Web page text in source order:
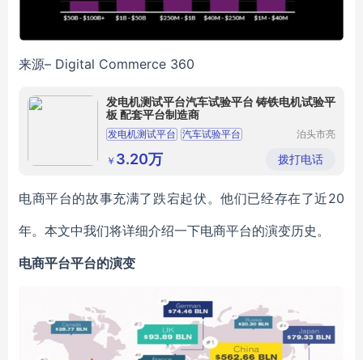
来源– Digital Commerce 360
发电机测试平台汽车试验平台 铸铁电机试验平
板 配套平台制造商
发电机测试平台 汽车试验平台
电机试验平台
泊头市亮
备制造有
限公司
￥ 3.20万 拨打电话
电商平台的故事充满了跌宕起伏。他们已经存在了近20
年。本文中我们将详细介绍一下电商平台的演变历史。
电商平台平台的演变